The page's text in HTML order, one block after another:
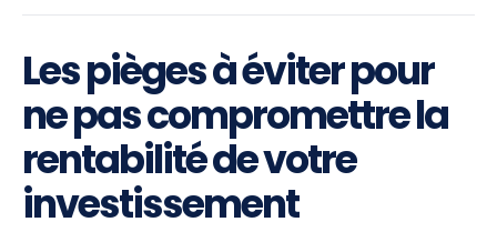
Les pièges à éviter pour
ne pas compromettre la
rentabilité de votre
investissement